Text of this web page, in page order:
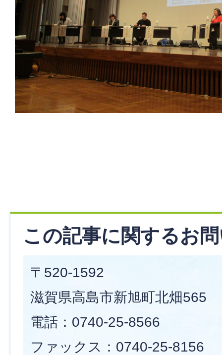
この記事に関するお
〒520-1592
滋賀県高島市新旭町北畑565
電話：0740-25-8566
ファックス：0740-25-8156